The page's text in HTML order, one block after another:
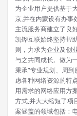
为企业用户提供基于
京,并在内蒙设有办事
主流服务商建立了良
凯铧互联始终坚持帮
则，力求为企业及创
与之共同成长。做为
秉承”专业规划、周
虑各种网络资源的特
用需求的网络应用方
方式,并大大缩短了项
案涵盖的领域包括：